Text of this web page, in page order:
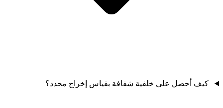
كيف أحصل على خلفية شفافة بقياس إخراج محدد؟